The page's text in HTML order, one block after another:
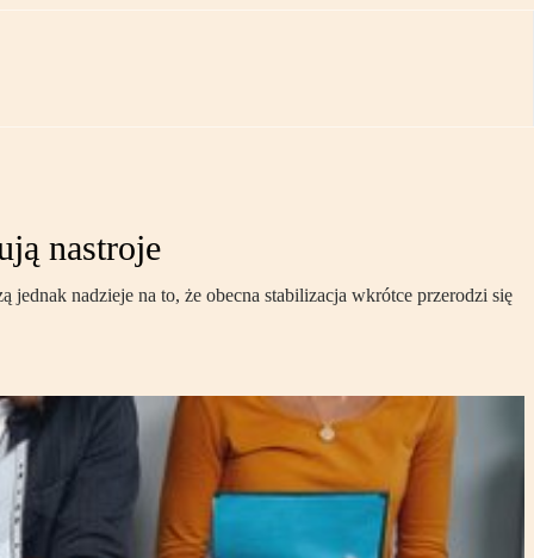
nastroje
nadzieje na to, że obecna stabilizacja wkrótce przerodzi się